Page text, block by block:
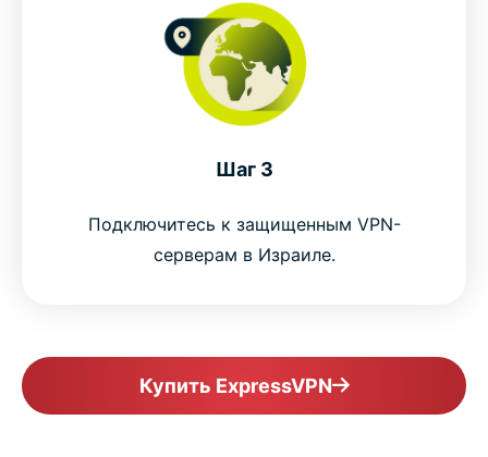
Шаг 3
Подключитесь к защищенным VPN-
серверам в Израиле.
Купить ExpressVPN